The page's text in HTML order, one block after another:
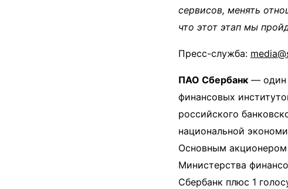
сервисов, менять
что этот этап мы
Пресс-служба:
ПАО Сбербанк — один
финансовых
российского
национальной
Основным
Министерства
Сбербанк плюс 1